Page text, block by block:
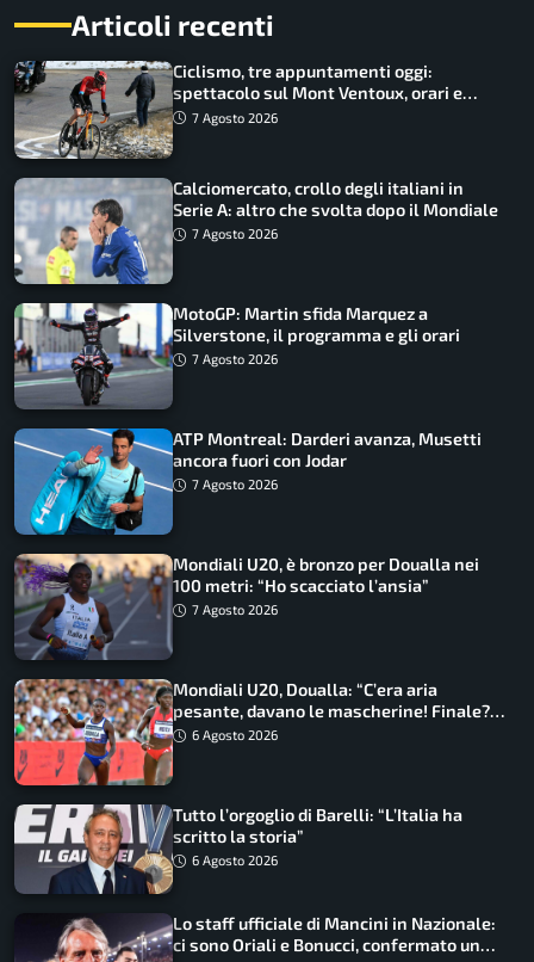
Articoli recenti
Ciclismo, tre appuntamenti oggi:
spettacolo sul Mont Ventoux, orari e
come vederli
7 Agosto 2026
Calciomercato, crollo degli italiani in
Serie A: altro che svolta dopo il Mondiale
7 Agosto 2026
MotoGP: Martin sfida Marquez a
Silverstone, il programma e gli orari
7 Agosto 2026
ATP Montreal: Darderi avanza, Musetti
ancora fuori con Jodar
7 Agosto 2026
Mondiali U20, è bronzo per Doualla nei
100 metri: “Ho scacciato l’ansia”
7 Agosto 2026
Mondiali U20, Doualla: “C’era aria
pesante, davano le mascherine! Finale?
Non ho nulla da perdere”
6 Agosto 2026
Tutto l’orgoglio di Barelli: “L’Italia ha
scritto la storia”
6 Agosto 2026
Lo staff ufficiale di Mancini in Nazionale:
ci sono Oriali e Bonucci, confermato un